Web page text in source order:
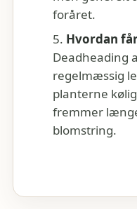
foråret.
Hvordan
Deadheading
regelmæssig
planterne
fremmer
blomstring.